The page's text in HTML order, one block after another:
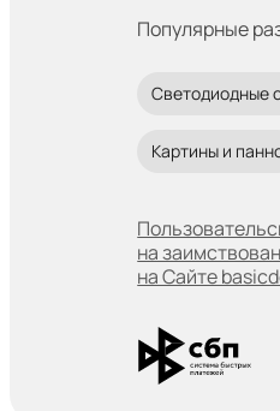
Популярные
Светодиодные
Картины и
на
на Сайте